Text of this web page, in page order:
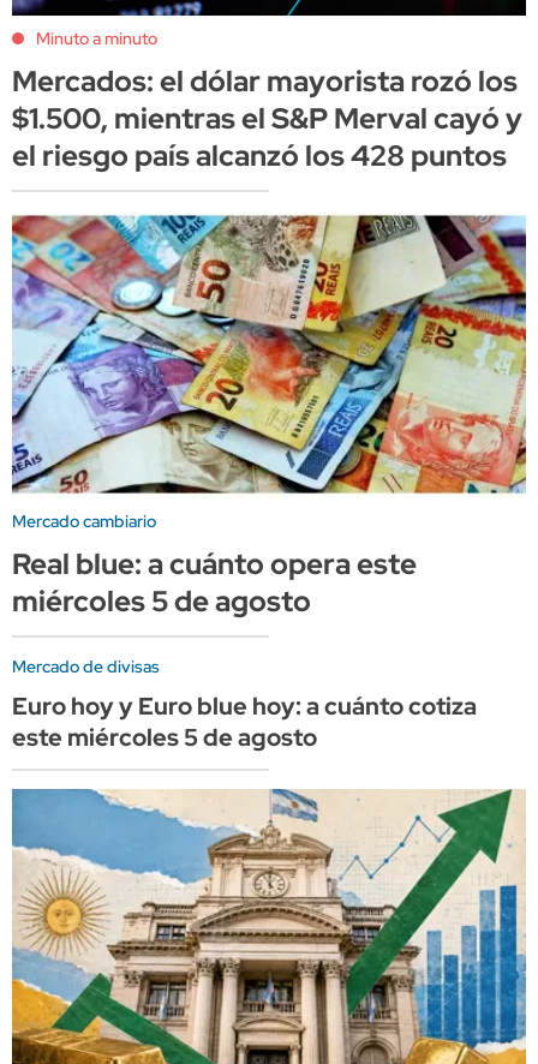
Minuto a minuto
Mercados: el dólar mayorista rozó los
$1.500, mientras el S&P Merval cayó y
el riesgo país alcanzó los 428 puntos
Mercado cambiario
Real blue: a cuánto opera este
miércoles 5 de agosto
Mercado de divisas
Euro hoy y Euro blue hoy: a cuánto cotiza
este miércoles 5 de agosto